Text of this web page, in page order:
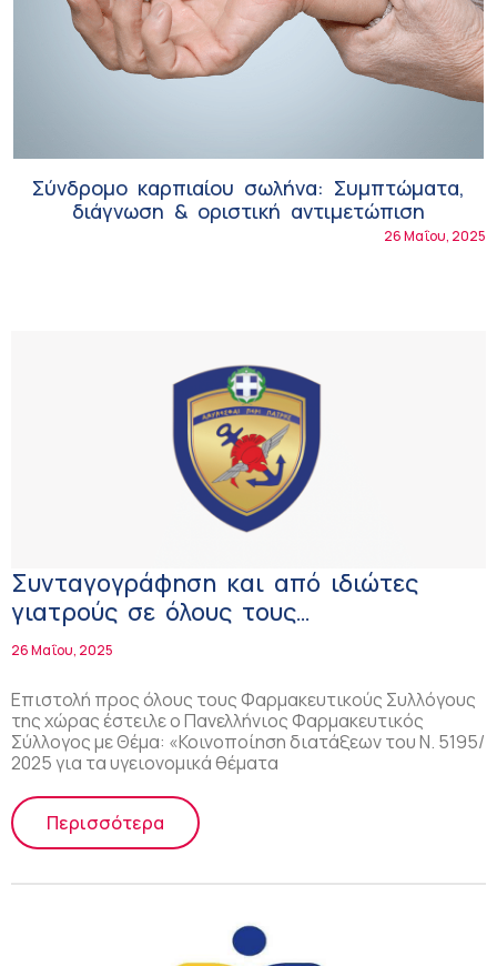
Σύνδρομο καρπιαίου σωλήνα: Συμπτώματα,
διάγνωση & οριστική αντιμετώπιση
26 Μαΐου, 2025
Συνταγογράφηση και από ιδιώτες
γιατρούς σε όλους τους
ασφαλισμένους Στρατού, Αεροπορίας
26 Μαΐου, 2025
Επιστολή προς όλους τους Φαρμακευτικούς Συλλόγους
της χώρας έστειλε ο Πανελλήνιος Φαρμακευτικός
Σύλλογος με Θέμα: «Κοινοποίηση διατάξεων του Ν. 5195/
2025 για τα υγειονομικά θέματα
Περισσότερα